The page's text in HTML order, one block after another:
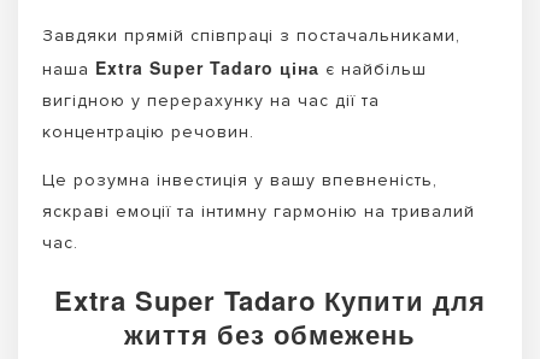
Завдяки прямій співпраці з постачальниками,
наша Extra Super Tadaro ціна є найбільш
вигідною у перерахунку на час дії та
концентрацію речовин.
Це розумна інвестиція у вашу впевненість,
яскраві емоції та інтимну гармонію на тривалий
час.
Extra Super Tadaro Купити для
життя без обмежень